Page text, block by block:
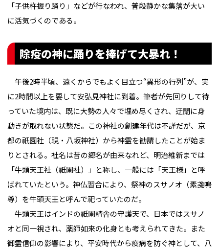
「子供杵振り踊り」などが行なわれ、普段静かな集落が大い
に活気づくのである。
除疫の神に踊りを捧げて大暴れ！
午後2時半頃、遠くからでもよく目立つ“異形の行列”が、実
に2時間以上を要して安弘見神社に到着。筆者が先回りして待
っていた境内は、既に大勢の人々で埋め尽くされ、迂闊に身
動きが取れない状態だ。この神社の創建年代は不詳だが、京
都の祇園社（現・八坂神社）から神霊を勧請したことが始ま
りとされる。社名は昔の郷名が由来なれど、明治維新までは
「牛頭天王社（祇園社）」と称し、一般には「天王様」と呼
ばれていたという。神仏習合により、祭神のスサノオ（素戔嗚
尊）を牛頭天王と呼んで祀っていたのだ。
牛頭天王はインドの祇園精舎の守護天で、日本ではスサノ
オと同一視され、薬師如来の化身とも考えられてきた。また
御霊信仰の影響により、平安時代から疫病を防ぐ神として、八